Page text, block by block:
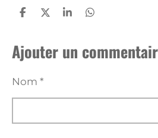
P
t
a
e
r
P
t
a
P
t
a
P
t
a
Ajouter un
Nom *